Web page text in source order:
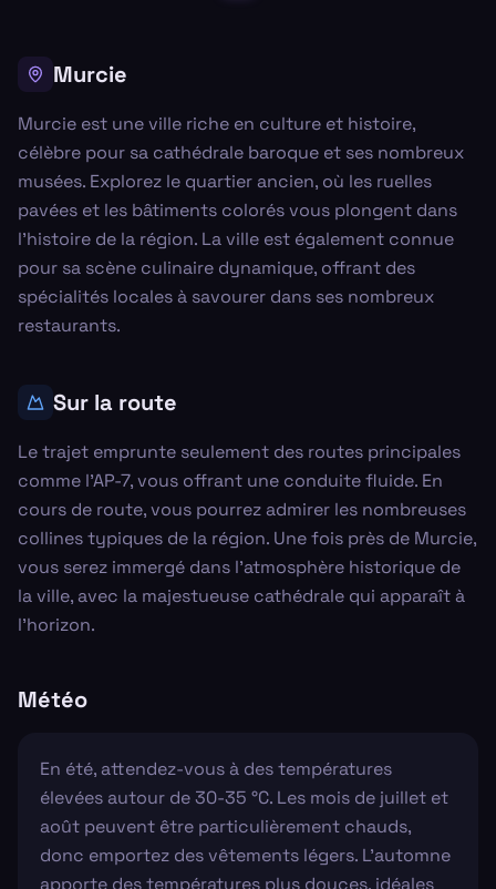
Murcie
Murcie est une ville riche en culture et histoire,
célèbre pour sa cathédrale baroque et ses nombreux
musées. Explorez le quartier ancien, où les ruelles
pavées et les bâtiments colorés vous plongent dans
l'histoire de la région. La ville est également connue
pour sa scène culinaire dynamique, offrant des
spécialités locales à savourer dans ses nombreux
restaurants.
Sur la route
Le trajet emprunte seulement des routes principales
comme l'AP-7, vous offrant une conduite fluide. En
cours de route, vous pourrez admirer les nombreuses
collines typiques de la région. Une fois près de Murcie,
vous serez immergé dans l’atmosphère historique de
la ville, avec la majestueuse cathédrale qui apparaît à
l’horizon.
Météo
En été, attendez-vous à des températures
élevées autour de 30-35 °C. Les mois de juillet et
août peuvent être particulièrement chauds,
donc emportez des vêtements légers. L'automne
apporte des températures plus douces, idéales